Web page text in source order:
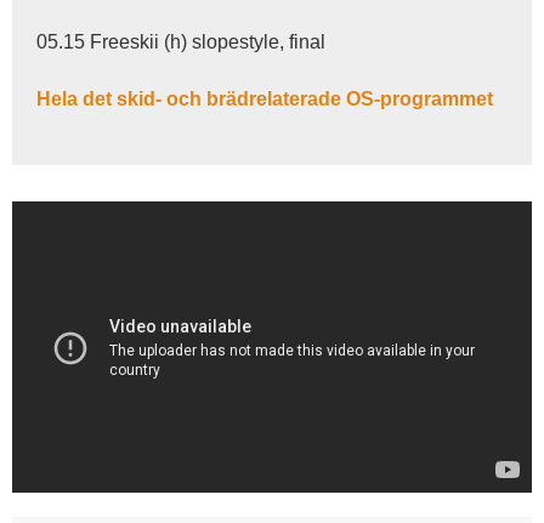
05.15 Freeskii (h) slopestyle, final
Hela det skid- och brädrelaterade OS-programmet